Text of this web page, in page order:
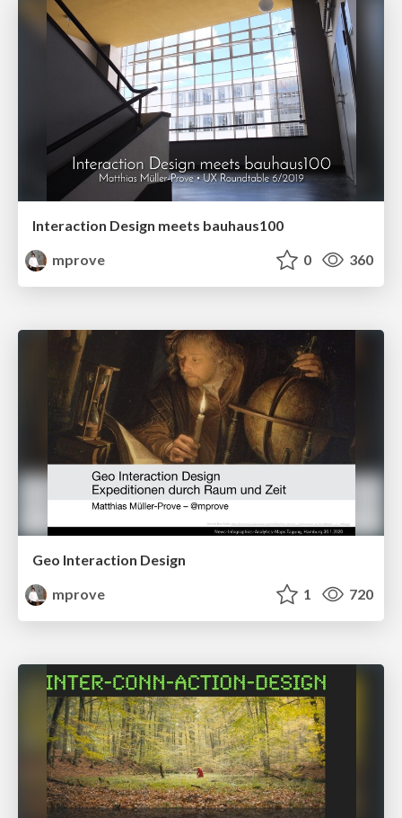
Interaction Design meets bauhaus100
mprove
0 360
Geo Interaction Design
mprove
1 720